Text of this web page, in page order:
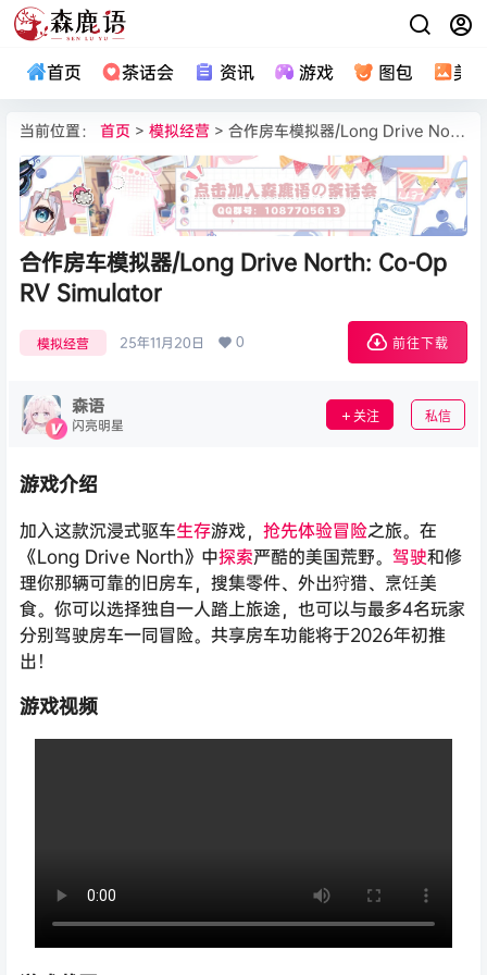
首页 茶话会 资讯 游戏 图包 美
当前位置： 首页 > 模拟经营 > 合作房车模拟器/Long Drive North: Co-Op RV Simulator
合作房车模拟器/Long Drive North: Co-Op
RV Simulator
模拟经营 25年11月20日 0 前往下载
森语
闪亮明星 关注 私信
游戏介绍
加入这款沉浸式驱车生存游戏， 抢先体验冒险之旅。在
《Long Drive North》中探索严酷的美国荒野。 驾驶和修
理你那辆可靠的旧房车，搜集零件、外出狩猎、烹饪美
食。你可以选择独自一人踏上旅途，也可以与最多4名玩家
分别驾驶房车一同冒险。共享房车功能将于2026年初推
出！
游戏视频